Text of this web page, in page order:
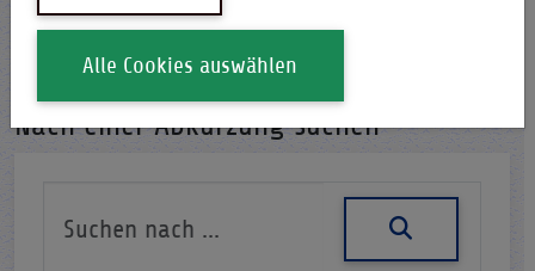
i-Qpedia Abkürzung
Nach einer Abkürzung suchen
Alle Cookies auswählen